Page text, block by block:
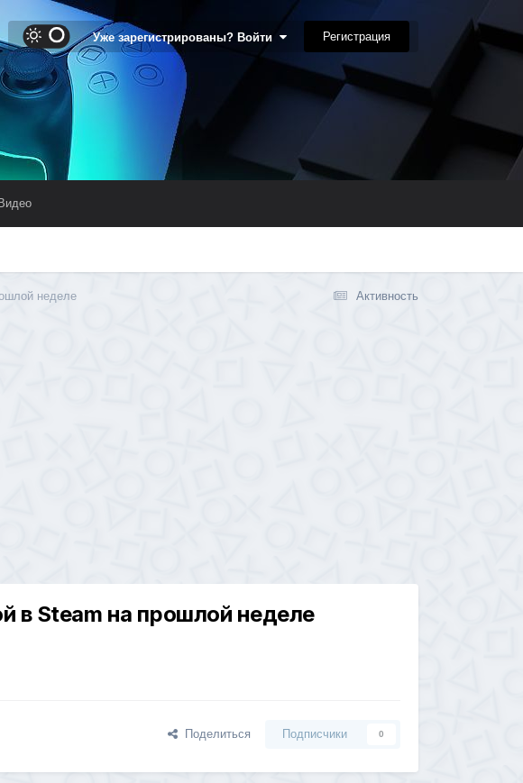
Уже зарегистрированы? Войти Регистрация
Видео
Активность
неделе
в Steam на прошлой неделе
Поделиться Подписчики 0